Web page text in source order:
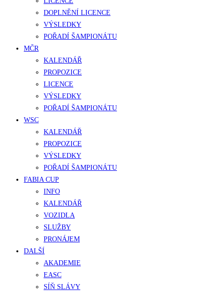
DOPLNĚNÍ LICENCE
VÝSLEDKY
POŘADÍ ŠAMPIONÁTU
MČR
KALENDÁŘ
PROPOZICE
LICENCE
VÝSLEDKY
POŘADÍ ŠAMPIONÁTU
WSC
KALENDÁŘ
PROPOZICE
VÝSLEDKY
POŘADÍ ŠAMPIONÁTU
FABIA CUP
INFO
KALENDÁŘ
VOZIDLA
SLUŽBY
PRONÁJEM
DALŠÍ
AKADEMIE
EASC
SÍŇ SLÁVY